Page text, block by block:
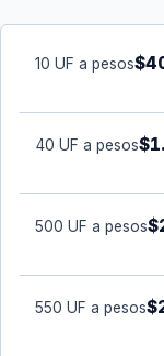
10 UF a pesos
40 UF a pesos
500 UF a pesos
550 UF a pesos